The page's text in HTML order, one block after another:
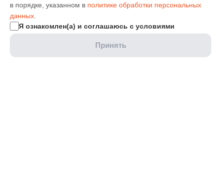
в порядке, указанном в политике обработки персональных
данных
Я ознакомлен(а) и соглашаюсь с условиями
Принять